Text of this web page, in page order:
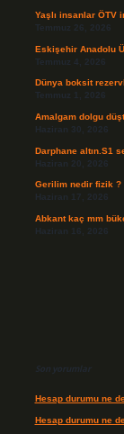
Yaşlı insanlar ÖTV
Temmuz 26, 2026
Eskişehir Anadolu
Temmuz 4, 2026
Dünya boksit
Temmuz 1, 2026
Amalgam dolgu
Haziran 30, 2026
Darphane altın.S1
Haziran 20, 2026
Gerilim nedir fizik ?
Haziran 17, 2026
Abkant kaç mm
Haziran 16, 2026
Son yorumlar
Hesap durumu ne
Hesap durumu ne